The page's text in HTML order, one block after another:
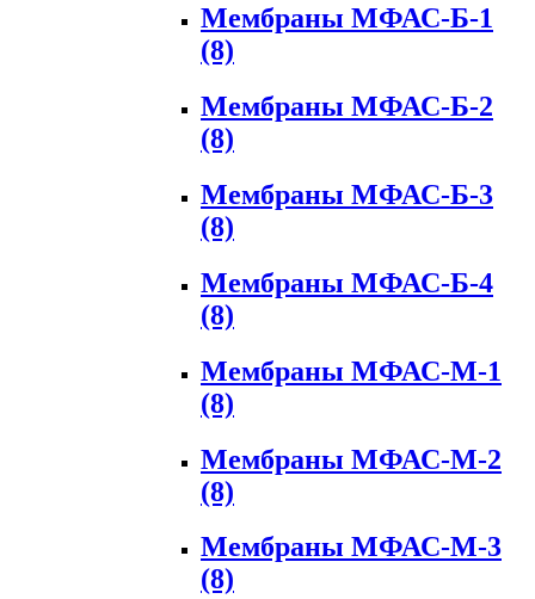
Мембраны МФАС-Б-1
(8)
Мембраны МФАС-Б-2
(8)
Мембраны МФАС-Б-3
(8)
Мембраны МФАС-Б-4
(8)
Мембраны МФАС-М-1
(8)
Мембраны МФАС-М-2
(8)
Мембраны МФАС-М-3
(8)